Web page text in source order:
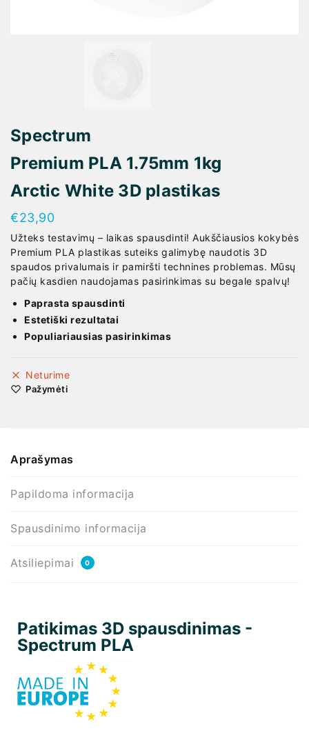
Spectrum
Premium PLA 1.75mm 1kg
Arctic White 3D plastikas
€23,90
Užteks testavimų – laikas spausdinti! Aukščiausios kokybės
Premium PLA plastikas suteiks galimybę naudotis 3D
spaudos privalumais ir pamiršti technines problemas. Mūsų
pačių kasdien naudojamas pasirinkimas su begale spalvų!
Paprasta spausdinti
Estetiški rezultatai
Populiariausias pasirinkimas
Neturime
Pažymėti
Aprašymas
Papildoma informacija
Spausdinimo informacija
Atsiliepimai 0
Patikimas 3D spausdinimas -
Spectrum PLA